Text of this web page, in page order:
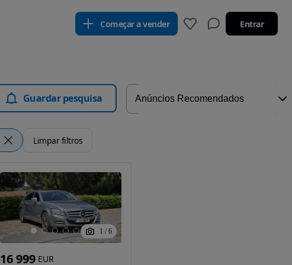
Começar a vender Entrar
Guardar pesquisa
Limpar filtros
1 / 6
16 999 EUR